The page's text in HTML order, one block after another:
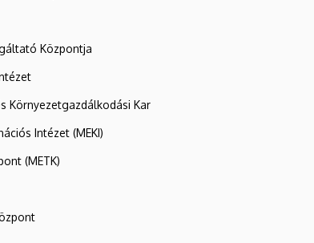
Központja
Környezetgazdálkodási Kar
Intézet (MEKI)
(METK)